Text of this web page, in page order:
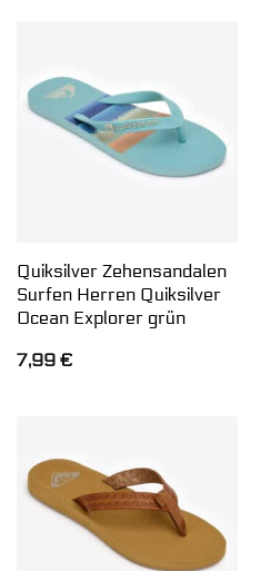
Quiksilver Zehensandalen
Surfen Herren Quiksilver
Ocean Explorer grün
7,99 €